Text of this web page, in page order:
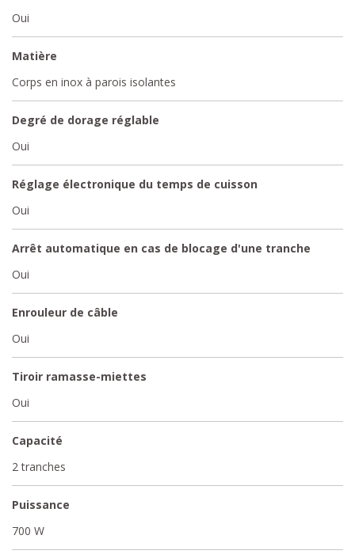
Oui
Matière
Corps en inox à parois isolantes
Degré de dorage réglable
Oui
Réglage électronique du temps de cuisson
Oui
Arrêt automatique en cas de blocage d'une tranche
Oui
Enrouleur de câble
Oui
Tiroir ramasse-miettes
Oui
Capacité
2 tranches
Puissance
700 W